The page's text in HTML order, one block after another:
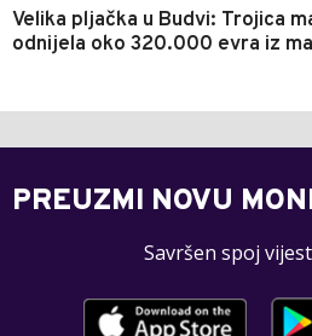
Velika pljačka u Budvi: Trojica
odnijela oko 320.000 evra iz
PREUZMI NOVU
Savršen spoj